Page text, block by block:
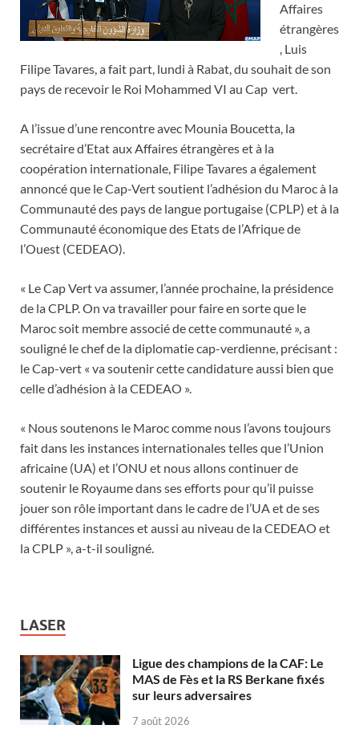
Affaires
étrangères
, Luis
Filipe Tavares, a fait part, lundi à Rabat, du souhait de son
pays de recevoir le Roi Mohammed VI au Cap vert.
A l’issue d’une rencontre avec Mounia Boucetta, la
secrétaire d’Etat aux Affaires étrangères et à la
coopération internationale, Filipe Tavares a également
annoncé que le Cap-Vert soutient l’adhésion du Maroc à la
Communauté des pays de langue portugaise (CPLP) et à la
Communauté économique des Etats de l’Afrique de
l’Ouest (CEDEAO).
« Le Cap Vert va assumer, l’année prochaine, la présidence
de la CPLP. On va travailler pour faire en sorte que le
Maroc soit membre associé de cette communauté », a
souligné le chef de la diplomatie cap-verdienne, précisant :
le Cap-vert « va soutenir cette candidature aussi bien que
celle d’adhésion à la CEDEAO ».
« Nous soutenons le Maroc comme nous l’avons toujours
fait dans les instances internationales telles que l’Union
africaine (UA) et l’ONU et nous allons continuer de
soutenir le Royaume dans ses efforts pour qu’il puisse
jouer son rôle important dans le cadre de l’UA et de ses
différentes instances et aussi au niveau de la CEDEAO et
la CPLP », a-t-il souligné.
LASER
Ligue des champions de la CAF: Le
MAS de Fès et la RS Berkane fixés
sur leurs adversaires
7 août 2026